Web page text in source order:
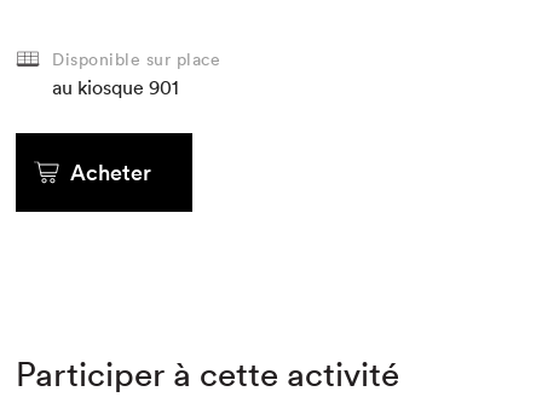
Disponible sur place
au kiosque 901
Acheter
Participer à cette activité